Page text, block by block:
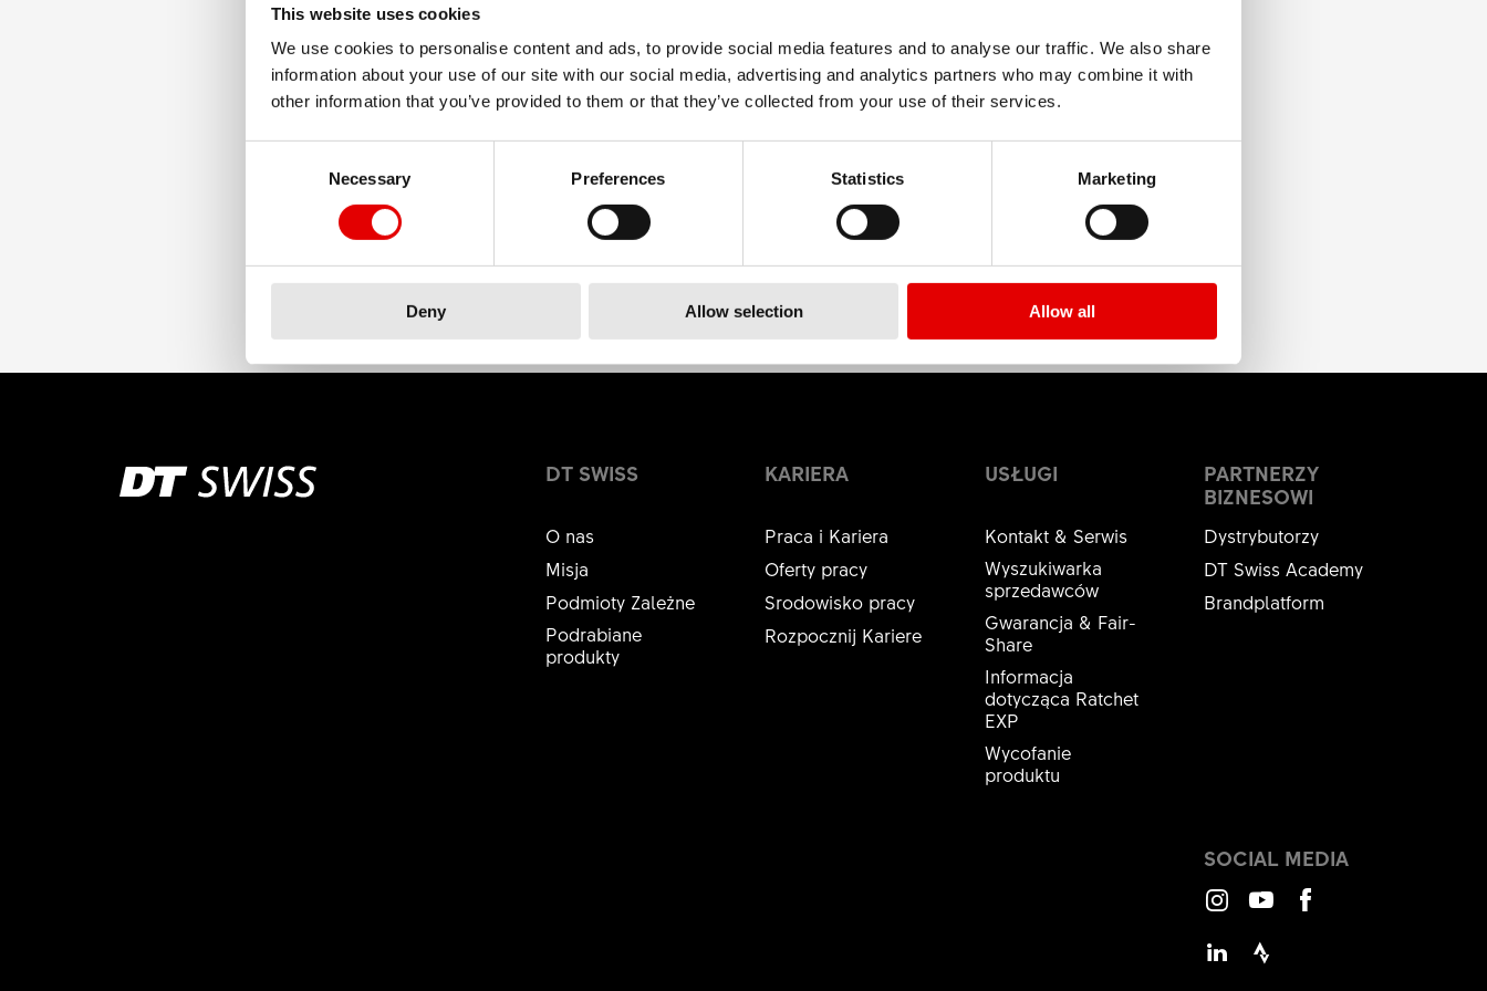
This website uses cookies
We use cookies to personalise content and ads, to provide social media features and to analyse our traffic. We also share
information about your use of our site with our social media, advertising and analytics partners who may combine it with
other information that you’ve provided to them or that they’ve collected from your use of their services.
Necessary
Preferences Statistics Marketing
Deny Allow selection Allow all
MATERIAŁ
ALUMINIUM
DT SWISS
O nas
Misja
Podmioty Zależne
Podrabiane
produkty
KARIERA
Praca i Kariera
Oferty pracy
Srodowisko pracy
Rozpocznij Kariere
USŁUGI
Kontakt & Serwis
Wyszukiwarka
sprzedawców
Gwarancja & Fair-
Share
Informacja
dotycząca Ratchet
EXP
Wycofanie
produktu
PARTNERZY
BIZNESOWI
Dystrybutorzy
DT Swiss Academy
Brandplatform
SOCIAL MEDIA